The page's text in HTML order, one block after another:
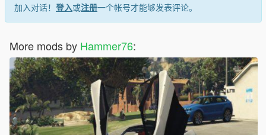
加入对话！ 登入或注册一个帐号才能够发表评论。
More mods by Hammer76: